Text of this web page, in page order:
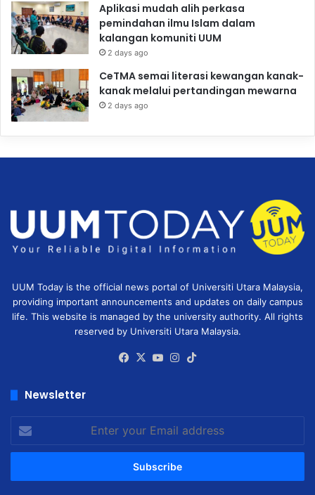
Aplikasi mudah alih perkasa
pemindahan ilmu Islam dalam
kalangan komuniti UUM
2 days ago
CeTMA semai literasi kewangan kanak-
kanak melalui pertandingan mewarna
2 days ago
UUM Today is the official news portal of Universiti Utara Malaysia,
providing important announcements and updates on daily campus
life. This website is managed by the university authority. All rights
reserved by Universiti Utara Malaysia.
Facebook
X YouTubeInstagram
Newsletter
your
Email